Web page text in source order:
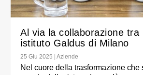
Al via la collaborazione
istituto Galdus di Milano
25 Giu 2025 |Aziende
Nel cuore della trasformazione che